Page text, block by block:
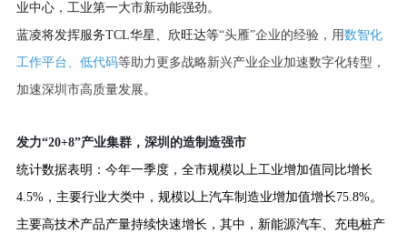
业中心，工业第一大市新动能强劲。
蓝凌将发挥服务TCL华星、欣旺达等“头雁”企业的经验，用数智化
工作平台、 低代码等助力更多战略新兴产业企业加速数字化转型，
加速深圳市高质量发展。
发力“20+8”产业集群， 深圳的造制造强市
统计数据表明： 今年一季度，全市规模以上工业增加值同比增长
4.5%，主要行业大类中，规模以上汽车制造业增加值增长75.8%。
主要高技术产品产量持续快速增长，其中，新能源汽车、充电桩产